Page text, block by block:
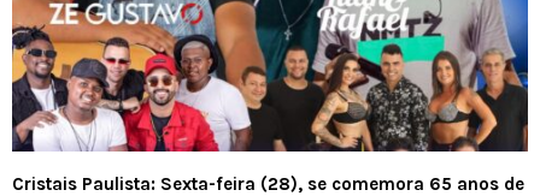
Cristais Paulista: Sexta-feira (28), se comemora 65 anos de